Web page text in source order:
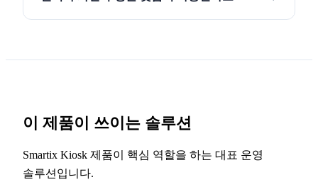
이 제품이 쓰이는 솔루션
Smartix Kiosk 제품이 핵심 역할을 하는 대표 운영
솔루션입니다.